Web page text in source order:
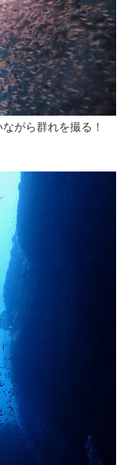
がら群れを撮る！